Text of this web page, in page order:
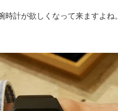
計が欲しくなって来ますよね。